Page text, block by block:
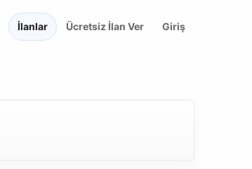
İlanlar Ücretsiz İlan Ver Giriş